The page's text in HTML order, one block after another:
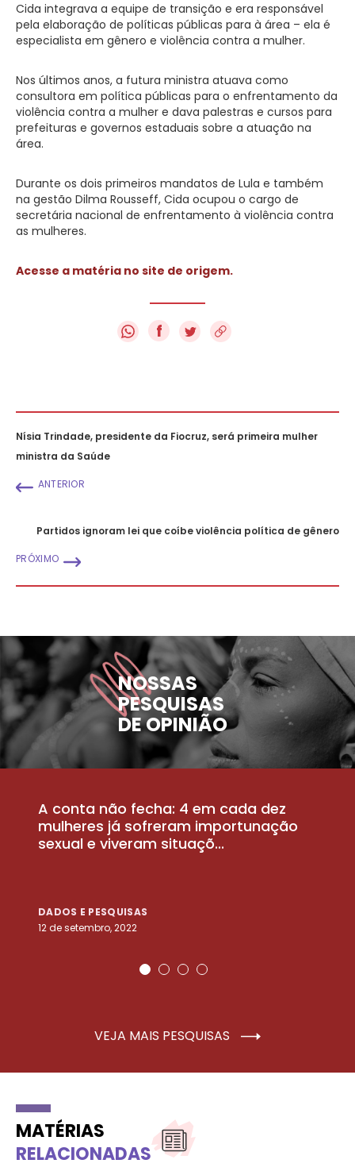
Cida integrava a equipe de transição e era responsável
pela elaboração de políticas públicas para à área – ela é
especialista em gênero e violência contra a mulher.
Nos últimos anos, a futura ministra atuava como
consultora em política públicas para o enfrentamento da
violência contra a mulher e dava palestras e cursos para
prefeituras e governos estaduais sobre a atuação na
área.
Durante os dois primeiros mandatos de Lula e também
na gestão Dilma Rousseff, Cida ocupou o cargo de
secretária nacional de enfrentamento à violência contra
as mulheres.
Acesse a matéria no site de origem.
f
Nísia Trindade, presidente da Fiocruz, será primeira mulher
ministra da Saúde
ANTERIOR
Partidos ignoram lei que coíbe violência política de gênero
PRÓXIMO
NOSSAS
PESQUISAS
DE OPINIÃO
A conta não fecha: 4 em cada dez
mulheres já sofreram importunação
sexual e viveram situaçõ...
DADOS E PESQUISAS
12 de setembro, 2022
VEJA MAIS PESQUISAS
MATÉRIAS
RELACIONADAS